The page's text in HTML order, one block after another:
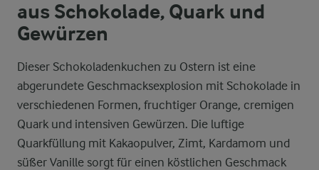
aus Schokolade, Quark und
Gewürzen
Dieser Schokoladenkuchen zu Ostern ist eine
abgerundete Geschmacksexplosion mit Schokolade in
verschiedenen Formen, fruchtiger Orange, cremigen
Quark und intensiven Gewürzen. Die luftige
Quarkfüllung mit Kakaopulver, Zimt, Kardamom und
süßer Vanille sorgt für einen köstlichen Geschmack